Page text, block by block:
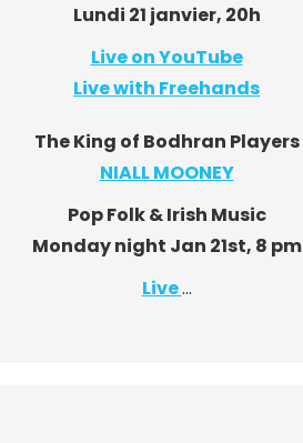
Lundi 21 janvier, 20h
Live on YouTube
Live with Freehands
The King of Bodhran Players
NIALL MOONEY
Pop Folk & Irish Music
Monday night Jan 21st, 8 pm
Live…